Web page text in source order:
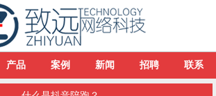
产品 案例 新闻 招聘 联系